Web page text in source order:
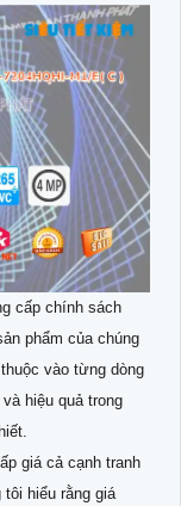
cấp chính sách
phẩm của chúng
vào từng dòng
hiệu quả trong
giá cả cạnh tranh
hiểu rằng giá